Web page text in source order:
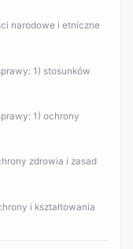
narodowe i etniczne
1) stosunków
1) ochrony
zdrowia i zasad
i kształtowania